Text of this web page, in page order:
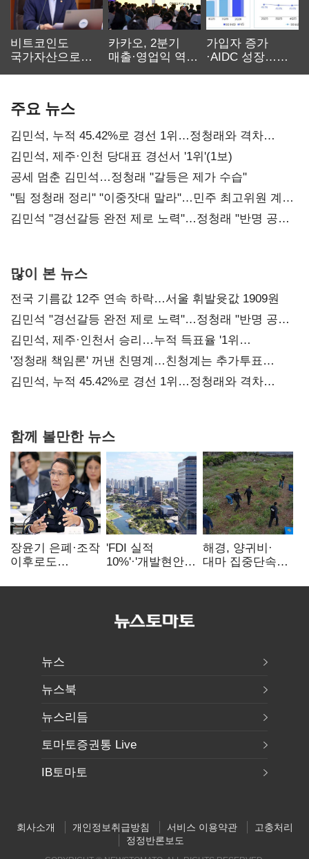
비트코인도
국가자산으로…'
카카오, 2분기
매출·영업익 역대
가입자 증가
·AIDC 성장…
주요 뉴스
김민석, 누적 45.42%로 경선 1위…정청래와 격차
0.86%p(2보)
김민석, 제주·인천 당대표 경선서 '1위'(1보)
공세 멈춘 김민석…정청래 "갈등은 제가 수습"
"팀 정청래 정리" "이중잣대 말라"…민주 최고위원 계파
다툼 격화
김민석 "경선갈등 완전 제로 노력"…정청래 "반명 공세
많이 본 뉴스
전국 기름값 12주 연속 하락…서울 휘발윳값 1909원
김민석 "경선갈등 완전 제로 노력"…정청래 "반명 공세
사과부터"
김민석, 제주·인천서 승리…누적 득표율 '1위
탈환'(종합)
'정청래 책임론' 꺼낸 친명계…친청계는 추가투표
때리기
김민석, 누적 45.42%로 경선 1위…정청래와 격차
함께 볼만한 뉴스
장윤기 은폐·조작
이후로도
내부비위…경찰
'FDI 실적
10%'·'개발현안
인천경제청장
해경, 양귀비·
대마 집중단속…
249명 검거
뉴스
뉴스북
뉴스리듬
토마토증권통 Live
IB토마토
회사소개 개인정보취급방침 서비스 이용약관
고충처리
정정반론보도